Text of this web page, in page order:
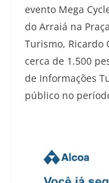
evento Mega
do Arraiá na
Turismo, Ricardo
cerca de 1.500
de Informações
público no